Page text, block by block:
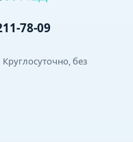
78-09
Круглосуточно, без